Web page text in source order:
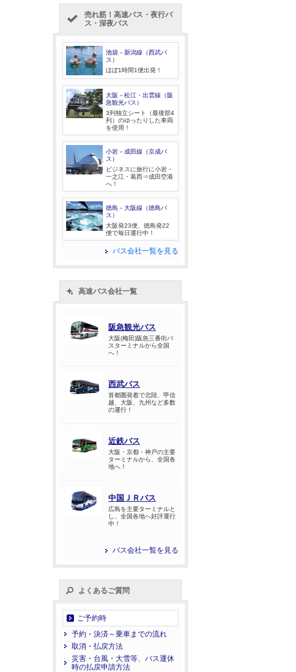
売れ筋！高速バス・夜行バ
ス・深夜バス
池袋－新潟線（西武バ
ス）
ほぼ1時間1便出発！
大阪－松江・出雲線（阪
急観光バス）
3列独立シート（最後部4
列）のゆったりした車両
を使用！
小岩－成田線（京成バ
ス）
ビジネスに旅行に小岩・
一之江・葛西⇒成田空港
へ！
徳島－大阪線（徳島バ
ス）
大阪発23便、徳島発22
便で毎日運行中！
バス会社一覧を見る
高速バス会社一覧
阪急観光バス
大阪(梅田)阪急三番街バ
スターミナルから全国
へ！
西武バス
首都圏発着で北陸、甲信
越、大阪、九州など多数
の運行！
近鉄バス
大阪・京都・神戸の主要
ターミナルから、全国各
地へ！
中国ＪＲバス
広島を主要ターミナルと
し、全国各地へ好評運行
中！
バス会社一覧を見る
よくあるご質問
ご予約時
予約・決済～乗車までの流れ
取消・払戻方法
災害・台風・大雪等、バス運休
時の払戻申請方法